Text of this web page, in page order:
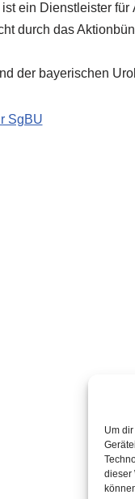
Um
dieser
ein Dienstleister
durch das
der bayerischen
SgBU